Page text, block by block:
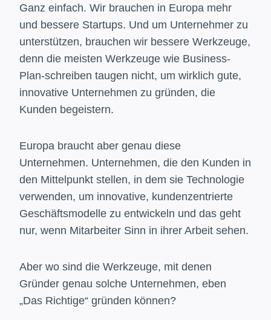
Ganz einfach. Wir brauchen in Europa mehr
und bessere Startups. Und um Unternehmer zu
unterstützen, brauchen wir bessere Werkzeuge,
denn die meisten Werkzeuge wie Business-
Plan-schreiben taugen nicht, um wirklich gute,
innovative Unternehmen zu gründen, die
Kunden begeistern.
Europa braucht aber genau diese
Unternehmen. Unternehmen, die den Kunden in
den Mittelpunkt stellen, in dem sie Technologie
verwenden, um innovative, kundenzentrierte
Geschäftsmodelle zu entwickeln und das geht
nur, wenn Mitarbeiter Sinn in ihrer Arbeit sehen.
Aber wo sind die Werkzeuge, mit denen
Gründer genau solche Unternehmen, eben
„Das Richtige“ gründen können?